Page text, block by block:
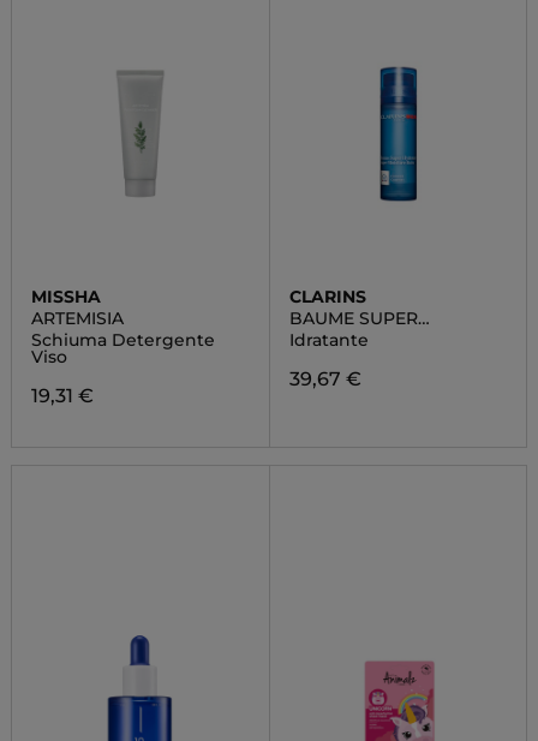
MISSHA
ARTEMISIA
Schiuma Detergente
Viso
19,31 €
CLARINS
BAUME SUPER
HYDRATANT
Idratante
39,67 €